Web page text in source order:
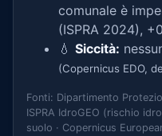
comunale è
(ISPRA 2024),
💧 Siccità:
(Copernicus EDO,
Fonti: Dipartimento
ISPRA IdroGEO (rischio
suolo · Copernicus